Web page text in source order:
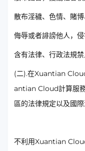
散布淫穢、色情、賭
侮辱或者誹謗他人，侵
含有法律、行政法規禁
(二).在Xuantian
antian Cloud計算服
區的法律規定以及國際
不利用Xuantian